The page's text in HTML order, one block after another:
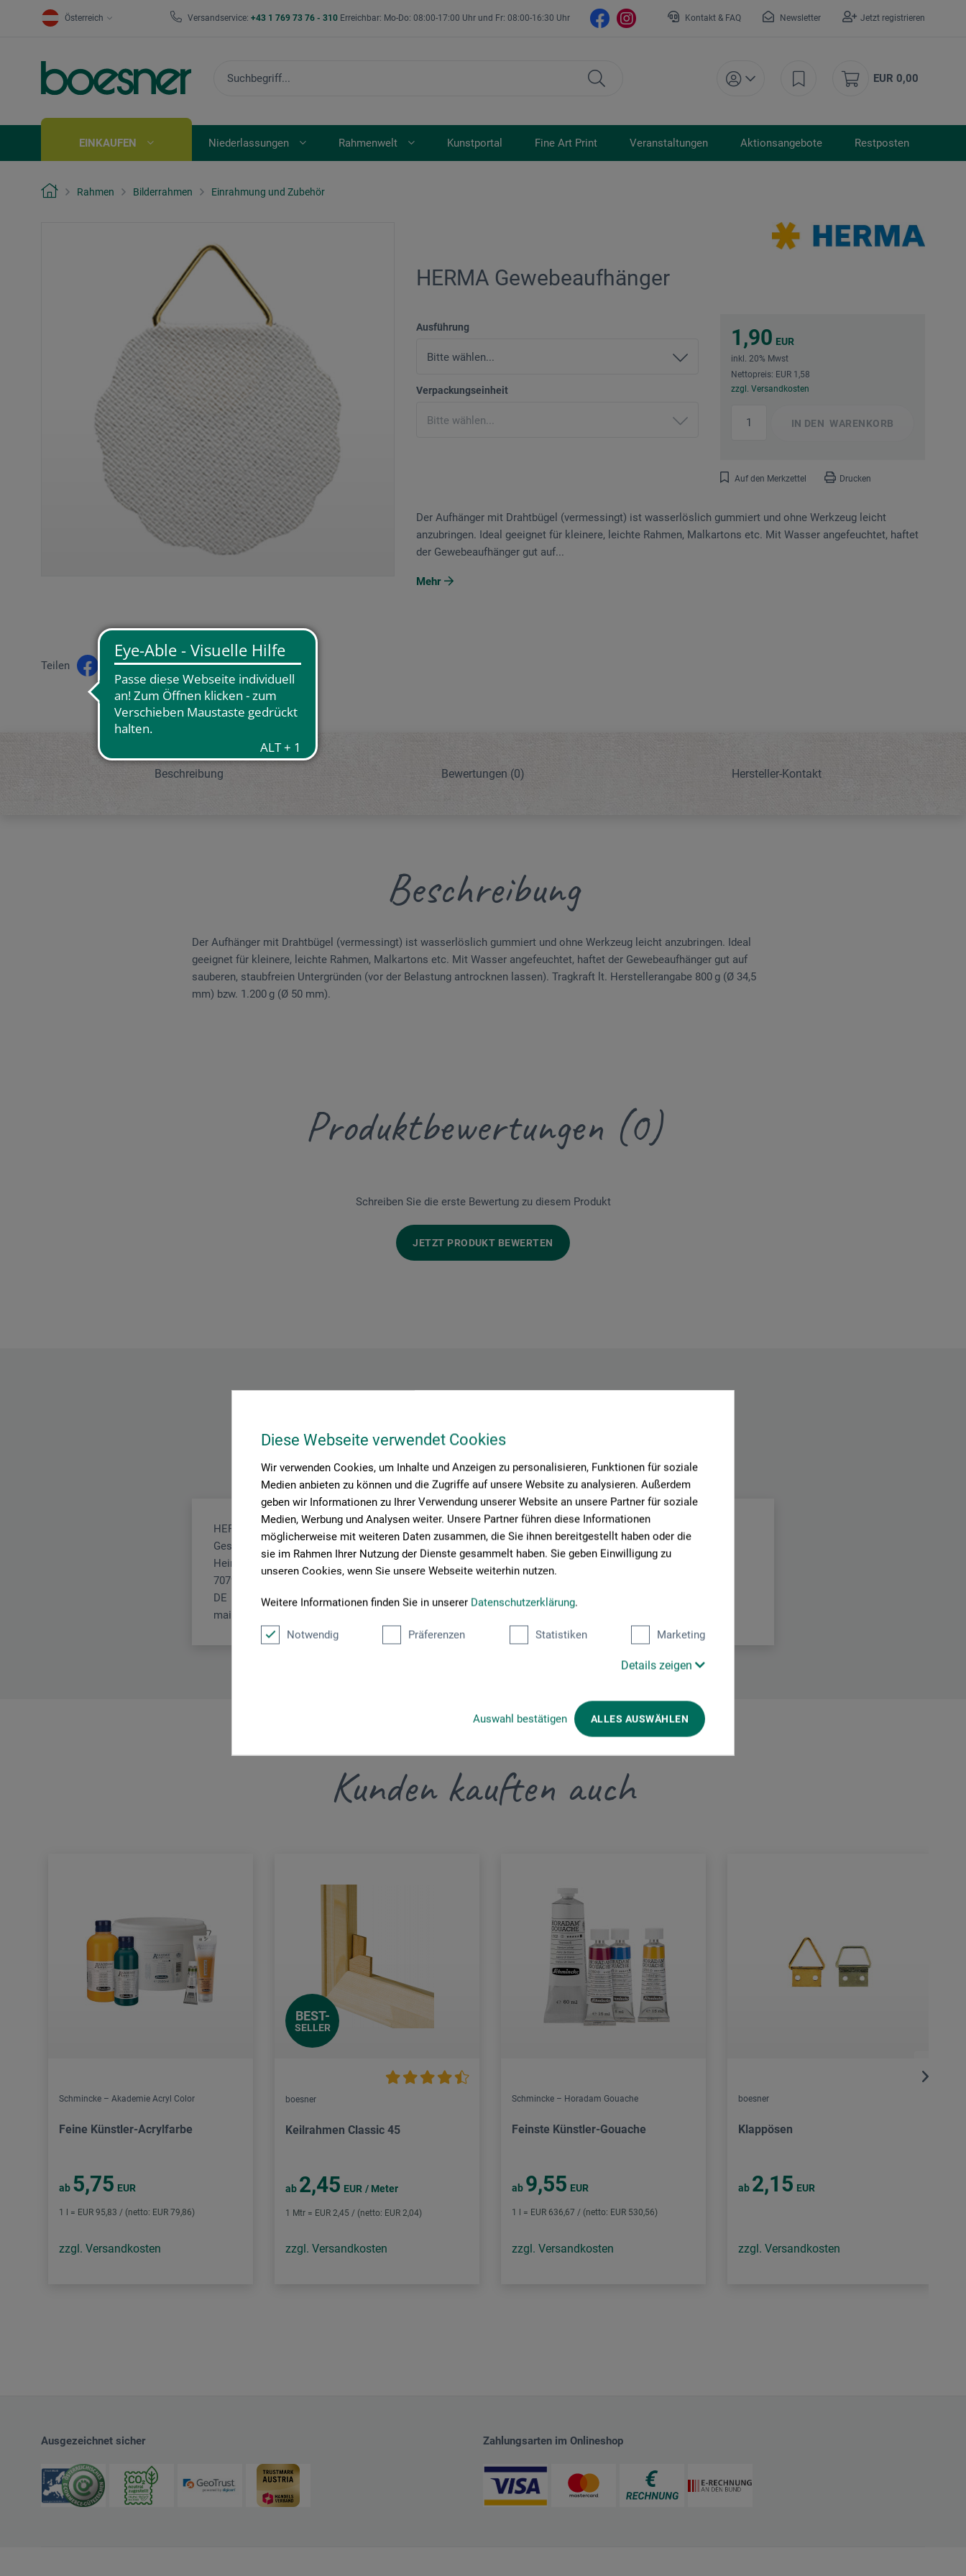
Diese Webseite verwendet Cookies
Wir verwenden Cookies, um Inhalte und Anzeigen zu personalisieren, Funktionen für soziale
Medien anbieten zu können und die Zugriffe auf unsere Website zu analysieren. Außerdem
geben wir Informationen zu Ihrer Verwendung unserer Website an unsere Partner für soziale
Medien, Werbung und Analysen weiter. Unsere Partner führen diese Informationen
möglicherweise mit weiteren Daten zusammen, die Sie ihnen bereitgestellt haben oder die
sie im Rahmen Ihrer Nutzung der Dienste gesammelt haben. Sie geben Einwilligung zu
unseren Cookies, wenn Sie unsere Webseite weiterhin nutzen.
Weitere Informationen finden Sie in unserer Datenschutzerklärung.
Notwendig Präferenzen Statistiken Marketing
Details zeigen
Auswahl bestätigen ALLES AUSWÄHLEN
Österreich Versandservice: +43 1 769 73 76 - 310 Erreichbar: Mo-Do: 08:00-17:00 Uhr und Fr: 08:00-16:30 Uhr Kontakt & FAQ Newsletter Jetzt registrieren
EUR 0,00
EINKAUFEN Niederlassungen Rahmenwelt Kunstportal Fine Art Print Veranstaltungen Aktionsangebote Restposten
Rahmen Bilderrahmen Einrahmung und Zubehör
HERMA Gewebeaufhänger
Ausführung
Verpackungseinheit
1,90 EUR
inkl. 20% Mwst
Nettopreis: EUR 1,58
zzgl. Versandkosten
IN DEN WARENKORB
Auf den Merkzettel Drucken
Teilen
Der Aufhänger mit Drahtbügel (vermessingt) ist wasserlöslich gummiert und ohne Werkzeug leicht
anzubringen. Ideal geeignet für kleinere, leichte Rahmen, Malkartons etc. Mit Wasser angefeuchtet, haftet
der Gewebeaufhänger gut auf...
Mehr
Beschreibung Bewertungen (0) Hersteller-Kontakt
Beschreibung
Der Aufhänger mit Drahtbügel (vermessingt) ist wasserlöslich gummiert und ohne Werkzeug leicht anzubringen. Ideal
geeignet für kleinere, leichte Rahmen, Malkartons etc. Mit Wasser angefeuchtet, haftet der Gewebeaufhänger gut auf
sauberen, staubfreien Untergründen (vor der Belastung antrocknen lassen). Tragkraft lt. Herstellerangabe 800 g (Ø 34,5
mm) bzw. 1.200 g (Ø 50 mm).
Produktbewertungen (0)
Schreiben Sie die erste Bewertung zu diesem Produkt
JETZT PRODUKT BEWERTEN
Hersteller-Kontakt
Hier finden Sie die Kontaktdaten des Herstellers zu diesem Produkt.
HERMA GmbH
Geschäftsbereich Etiketten
Heinrich-Hermann-Str. 14
70794 Filderstadt
DE
mail@herma.de
Kunden kauften auch
Schmincke – Akademie Acryl Color
Feine Künstler-Acrylfarbe
ab 5,75 EUR
1 l = EUR 95,83 / (netto: EUR 79,86)
zzgl. Versandkosten
BEST-
SELLER
boesner
Keilrahmen Classic 45
ab 2,45 EUR / Meter
1 Mtr = EUR 2,45 / (netto: EUR 2,04)
zzgl. Versandkosten
Schmincke – Horadam Gouache
Feinste Künstler-Gouache
ab 9,55 EUR
1 l = EUR 636,67 / (netto: EUR 530,56)
zzgl. Versandkosten
boesner
Klappösen
ab 2,15 EUR
zzgl. Versandkosten
Ausgezeichnet sicher Zahlungsarten im Onlineshop